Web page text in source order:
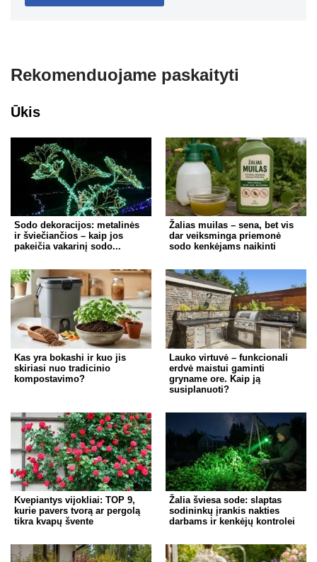
Rekomenduojame paskaityti
Ūkis
Sodo dekoracijos: metalinės
ir šviečiančios – kaip jos
pakeičia vakarinį sodo...
Žalias muilas – sena, bet vis
dar veiksminga priemonė
sodo kenkėjams naikinti
Kas yra bokashi ir kuo jis
skiriasi nuo tradicinio
kompostavimo?
Lauko virtuvė – funkcionali
erdvė maistui gaminti
gryname ore. Kaip ją
susiplanuoti?
Kvepiantys vijokliai: TOP 9,
kurie pavers tvorą ar pergolą
tikra kvapų švente
Žalia šviesa sode: slaptas
sodininkų įrankis nakties
darbams ir kenkėjų kontrolei